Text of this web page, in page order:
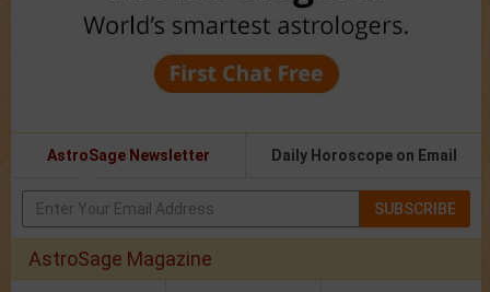
AstroSage Newsletter Daily Horoscope on Email
SUBSCRIBE
AstroSage Magazine